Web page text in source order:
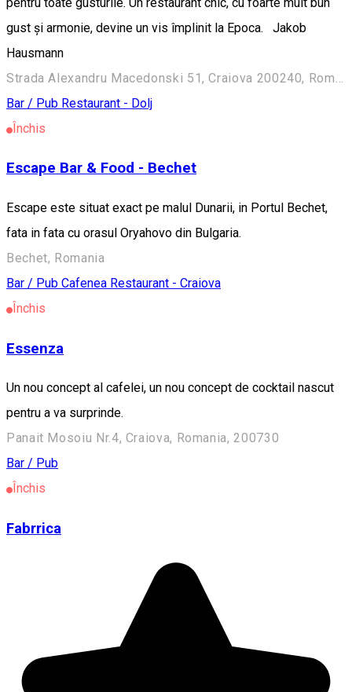
gust şi armonie, devine un vis împlinit la Epoca. Jakob
Hausmann
Bar / Pub Restaurant - Dolj
Închis
Escape Bar & Food - Bechet
Escape este situat exact pe malul Dunarii, in Portul Bechet,
fata in fata cu orasul Oryahovo din Bulgaria.
Bechet, Romania
Bar / Pub Cafenea Restaurant - Craiova
Închis
Essenza
Un nou concept al cafelei, un nou concept de cocktail nascut
pentru a va surprinde.
Panait Mosoiu Nr.4, Craiova, Romania, 200730
Bar / Pub
Închis
Fabrrica